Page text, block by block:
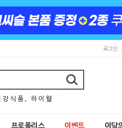
로그인
식 품 , 하 이 웰
프로폴리스 이벤트 이달